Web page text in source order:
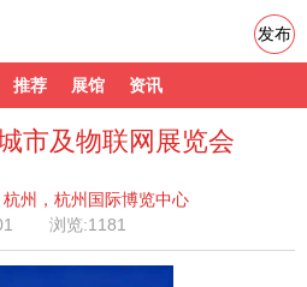
推荐 展馆 资讯
发布
市及物联网展览会
州，杭州国际博览中心
浏览:1181